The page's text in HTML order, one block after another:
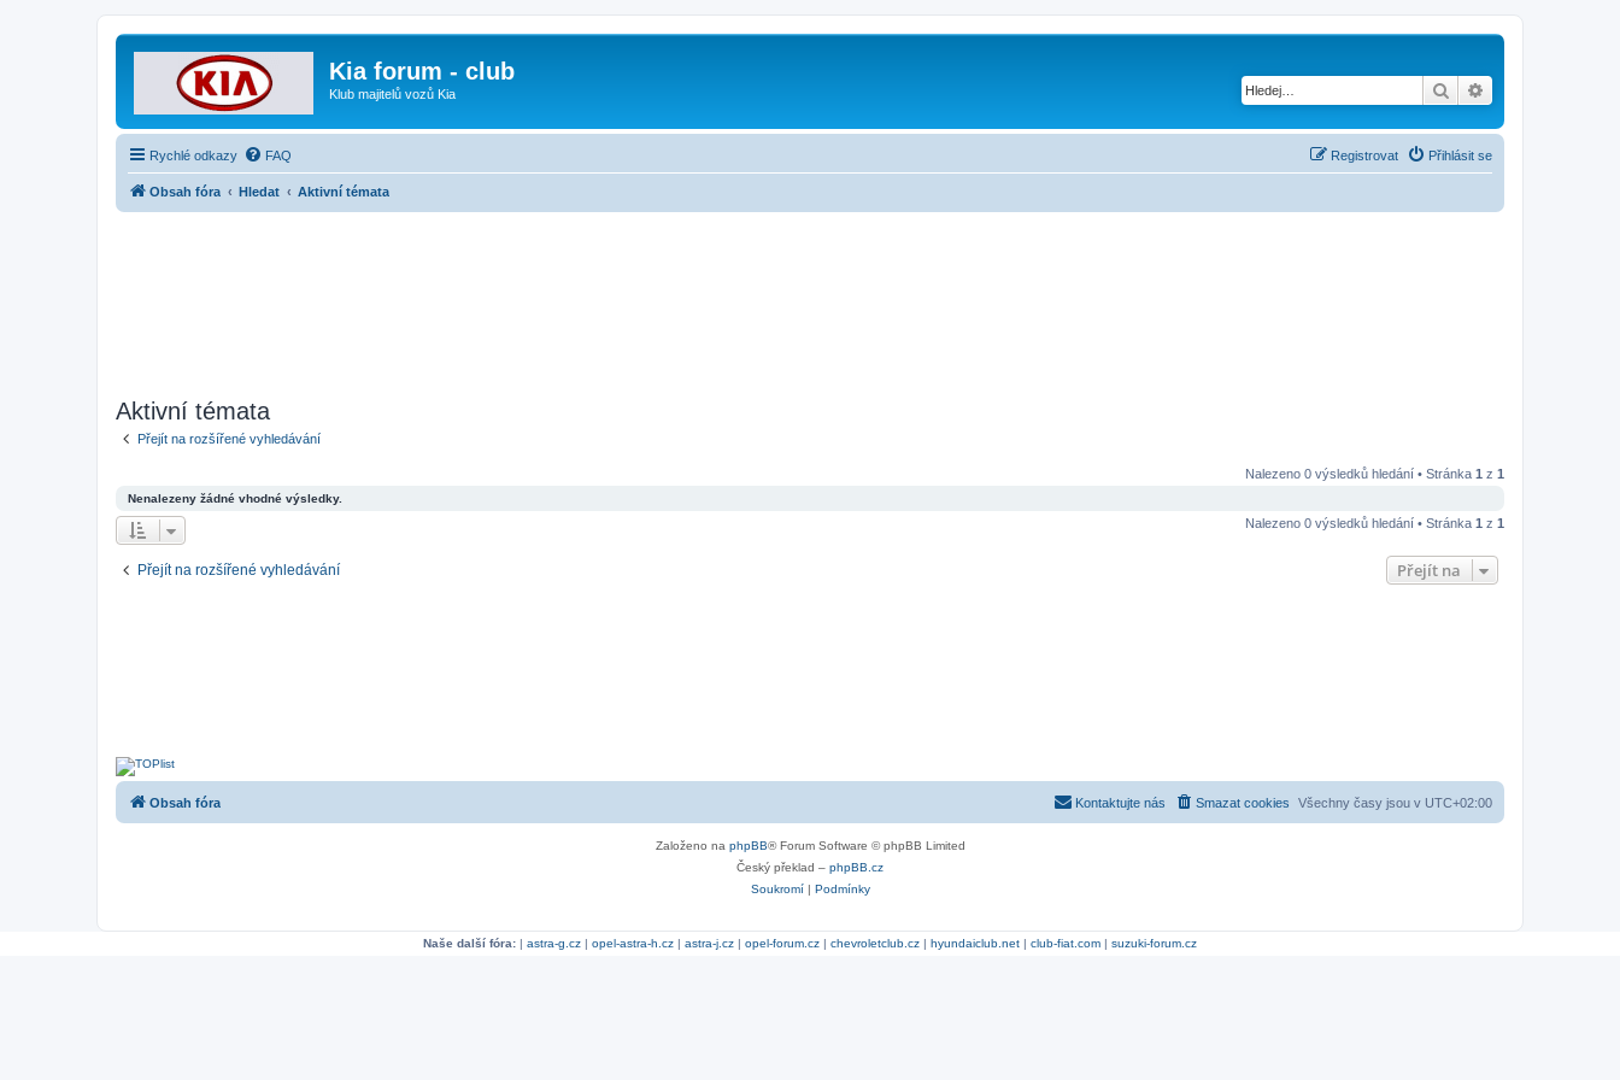
Kia forum - club
Klub majitelů vozů Kia Hledat
Rychlé odkazy FAQ Přihlásit se
Registrovat
Obsah fóra Hledat Aktivní témata
Aktivní témata
Přejít na rozšířené vyhledávání
Nalezeno 0 výsledků hledání • Stránka 1 z 1
Nenalezeny žádné vhodné výsledky.
Nalezeno 0 výsledků hledání • Stránka 1 z 1
Přejít na rozšířené vyhledávání Přejít na
Obsah fóra Všechny časy jsou v UTC+02:00
Smazat cookies
Kontaktujte nás
Založeno na phpBB® Forum Software © phpBB Limited
Český překlad – phpBB.cz
Soukromí| Podmínky
Naše další fóra: | astra-g.cz | opel-astra-h.cz | astra-j.cz | opel-forum.cz | chevroletclub.cz | hyundaiclub.net | club-fiat.com | suzuki-forum.cz